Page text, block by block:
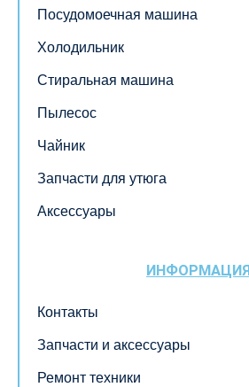
Посудомоечная машина
Холодильник
Стиральная машина
Пылесос
Чайник
Запчасти для утюга
Аксессуары
ИНФОРМАЦИЯ
Контакты
Запчасти и аксессуары
Ремонт техники